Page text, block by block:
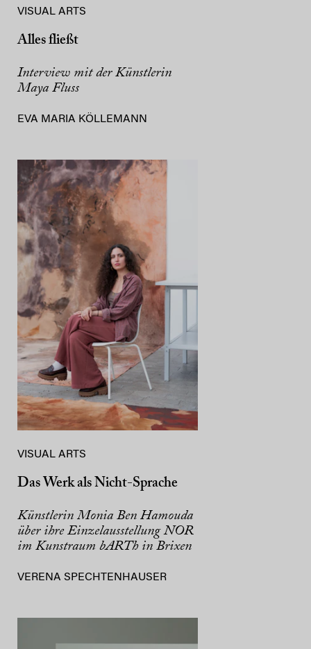
VISUAL ARTS
Alles fließt
Interview mit der Künstlerin
Maya Fluss
EVA MARIA KÖLLEMANN
VISUAL ARTS
Das Werk als Nicht-Sprache
Künstlerin Monia Ben Hamouda
über ihre Einzelausstellung NOR
im Kunstraum bARTh in Brixen
VERENA SPECHTENHAUSER